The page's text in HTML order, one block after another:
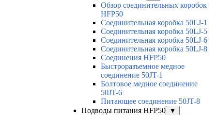
Обзор соединительных коробок
HFP50
Соединительная коробка 50LJ-1
Соединительная коробка 50LJ-5
Соединительная коробка 50LJ-6
Соединительная коробка 50LJ-8
Соединения HFP50
Быстроразъемное медное
соединение 50JT-1
Болтовое медное соединение
50JT-6
Питающее соединение 50JT-8
Подводы питания HFP50
▼